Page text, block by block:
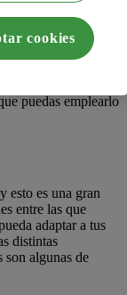
beneficios
un reto si no
pagos anticipados.
tienes y
este servicio
puedas emplearlo
y esto es una gran
entre las que
adaptar a tus
distintas
son algunas de
cookies